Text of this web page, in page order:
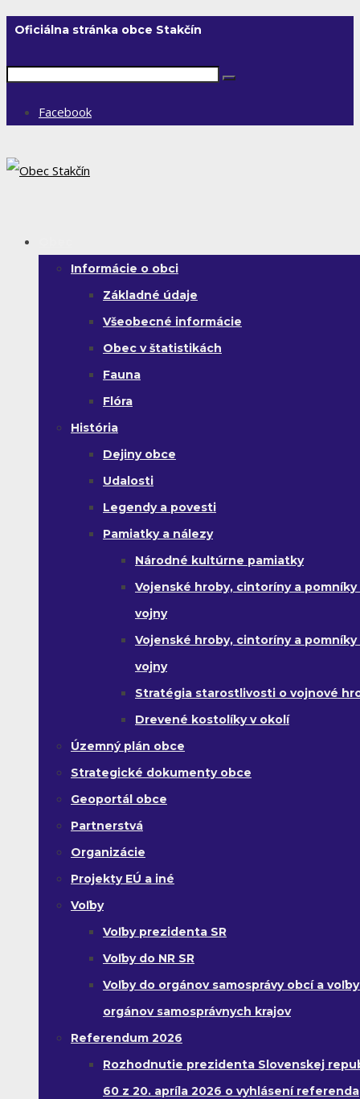
Oficiálna stránka obce Stakčín
Facebook
Informácie o obci
Základné údaje
Všeobecné informácie
Obec v štatistikách
Fauna
Flóra
História
Dejiny obce
Udalosti
Legendy a povesti
Pamiatky a nálezy
Národné kultúrne pamiatky
Vojenské hroby, cintoríny a pomníky
vojny
Vojenské hroby, cintoríny a pomníky
vojny
Stratégia starostlivosti o vojnové
Drevené kostolíky v okolí
Územný plán obce
Strategické dokumenty obce
Geoportál obce
Partnerstvá
Organizácie
Projekty EÚ a iné
Voľby
Voľby prezidenta SR
Voľby do NR SR
Voľby do orgánov samosprávy obcí a
orgánov samosprávnych krajov
Referendum 2026
Rozhodnutie prezidenta Slovenskej
60 z 20. apríla 2026 o vyhlásení referenda